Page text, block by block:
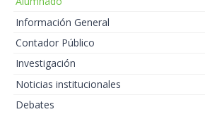
Información General
Contador Público
Investigación
Noticias institucionales
Debates